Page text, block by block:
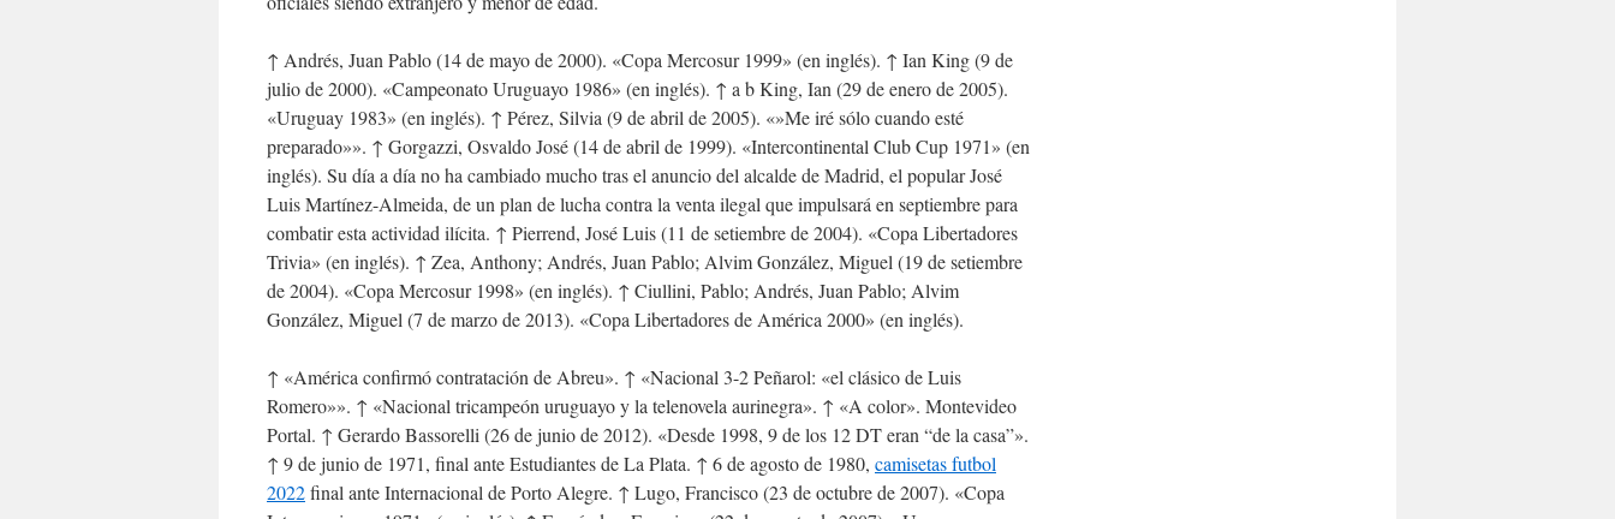
↑ Andrés, Juan Pablo (14 de mayo de 2000). «Copa Mercosur 1999» (en inglés). ↑ Ian King (9 de
julio de 2000). «Campeonato Uruguayo 1986» (en inglés). ↑ a b King, Ian (29 de enero de 2005).
«Uruguay 1983» (en inglés). ↑ Pérez, Silvia (9 de abril de 2005). «»Me iré sólo cuando esté
preparado»». ↑ Gorgazzi, Osvaldo José (14 de abril de 1999). «Intercontinental Club Cup 1971» (en
inglés). Su día a día no ha cambiado mucho tras el anuncio del alcalde de Madrid, el popular José
Luis Martínez-Almeida, de un plan de lucha contra la venta ilegal que impulsará en septiembre para
combatir esta actividad ilícita. ↑ Pierrend, José Luis (11 de setiembre de 2004). «Copa Libertadores
Trivia» (en inglés). ↑ Zea, Anthony; Andrés, Juan Pablo; Alvim González, Miguel (19 de setiembre
de 2004). «Copa Mercosur 1998» (en inglés). ↑ Ciullini, Pablo; Andrés, Juan Pablo; Alvim
González, Miguel (7 de marzo de 2013). «Copa Libertadores de América 2000» (en inglés).
↑ «América confirmó contratación de Abreu». ↑ «Nacional 3-2 Peñarol: «el clásico de Luis
Romero»». ↑ «Nacional tricampeón uruguayo y la telenovela aurinegra». ↑ «A color». Montevideo
Portal. ↑ Gerardo Bassorelli (26 de junio de 2012). «Desde 1998, 9 de los 12 DT eran “de la casa”».
↑ 9 de junio de 1971, final ante Estudiantes de La Plata. ↑ 6 de agosto de 1980, camisetas futbol
2022final ante Internacional de Porto Alegre. ↑ Lugo, Francisco (23 de octubre de 2007). «Copa